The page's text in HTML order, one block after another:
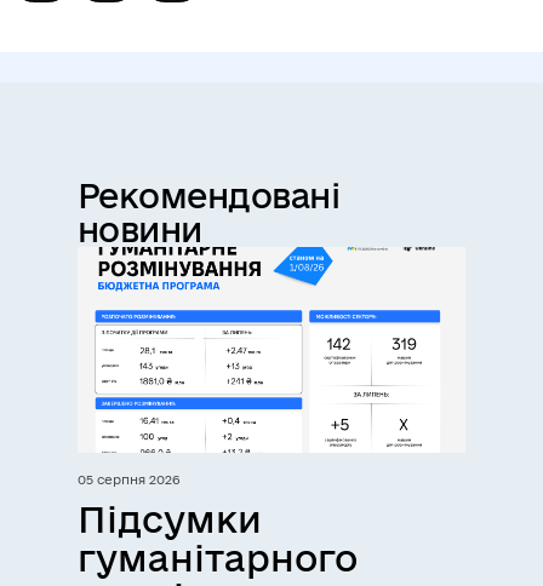
Рекомендовані
новини
05 серпня 2026
Підсумки
гуманітарного